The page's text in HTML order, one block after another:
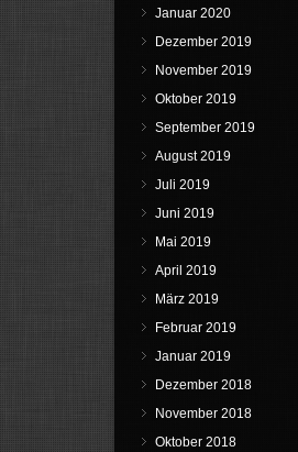
Januar 2020
Dezember 2019
November 2019
Oktober 2019
September 2019
August 2019
Juli 2019
Juni 2019
Mai 2019
April 2019
März 2019
Februar 2019
Januar 2019
Dezember 2018
November 2018
Oktober 2018